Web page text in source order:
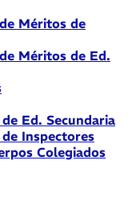
Méritos de
Méritos de Ed.
Ed. Secundaria
Inspectores
Colegiados